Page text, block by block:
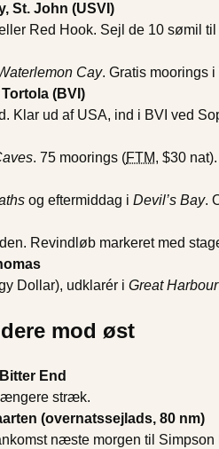
St. John (USVI)
Red Hook. Sejl de 10 sømil
Cay. Gratis moorings
(BVI)
Klar ud af USA, ind i BVI ved
. 75 moorings (FTM, $30 nat).
og eftermiddag i Devil’s Bay.
Revindløb markeret med
Dollar), udklarér i Great Harbour
mod øst
End
stræk.
(overnatssejlads, 80 nm)
næste morgen til